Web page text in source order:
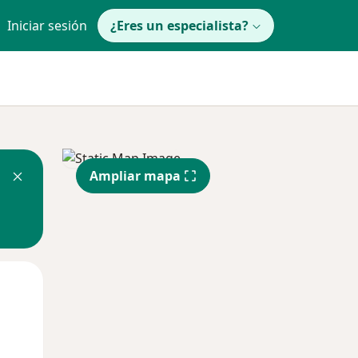
Iniciar sesión ¿Eres un especialista?
Ampliar mapa